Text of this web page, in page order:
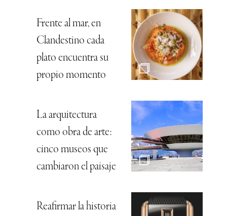
Frente al mar, en
Clandestino cada
plato encuentra su
propio momento
La arquitectura
como obra de arte:
cinco museos que
cambiaron el paisaje
Reafirmar la historia